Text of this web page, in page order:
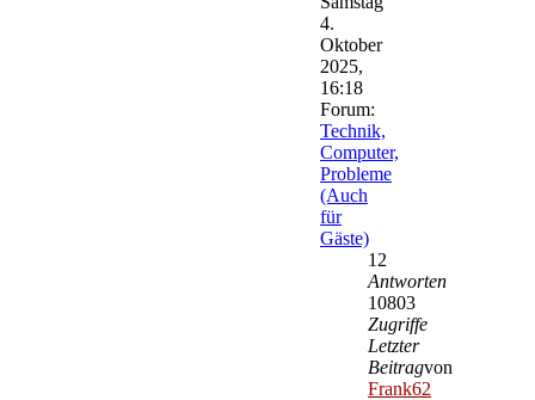
4.
Oktober
2025,
16:18
Forum:
Technik,
Computer,
Probleme
(Auch
für
Gäste)
12
Antworten
10803
Zugriffe
Letzter
Beitragvon
Frank62